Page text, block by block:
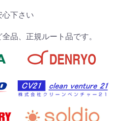
下さい
品、正規ルート品です。